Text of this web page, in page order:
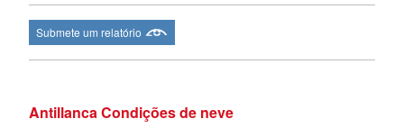
Submete um relatório
Antillanca Condições de neve